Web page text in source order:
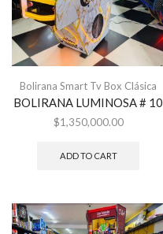
Bolirana Smart Tv Box Clásica
BOLIRANA LUMINOSA # 10
$1,350,000.00
ADD TO CART